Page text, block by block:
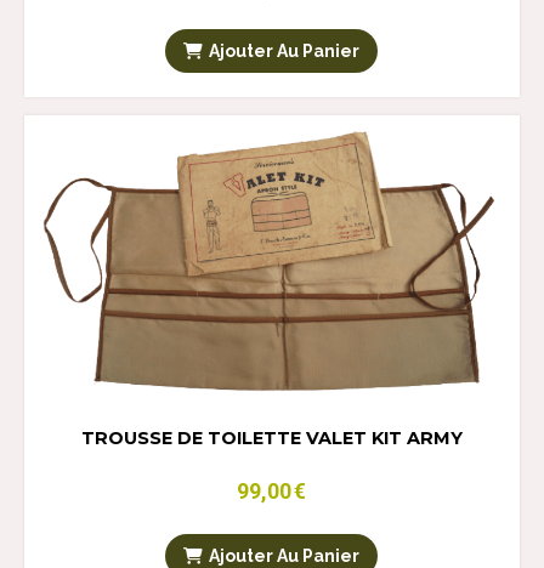
Ajouter Au Panier
TROUSSE DE TOILETTE VALET KIT ARMY
99,00€
Ajouter Au Panier